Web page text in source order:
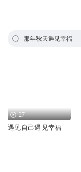
那年秋天遇见幸福
27
遇见自己遇见幸福